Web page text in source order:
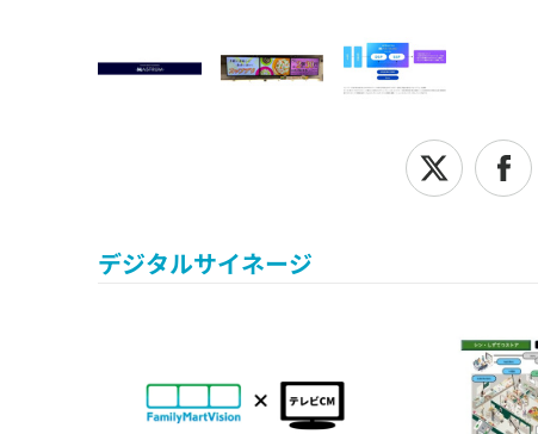
デジタルサイネージ